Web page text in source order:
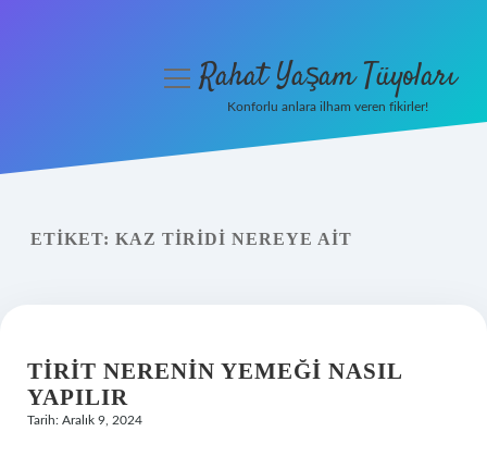
Yasal Uyarı
menüyüRahat Yaşam Tüyoları
Konforlu anlara ilham veren fikirler!
ETIKET: KAZ TIRIDI NEREYE AIT
TIRIT NERENIN YEMEĞI NASIL
YAPILIR
Tarih: Aralık 9, 2024